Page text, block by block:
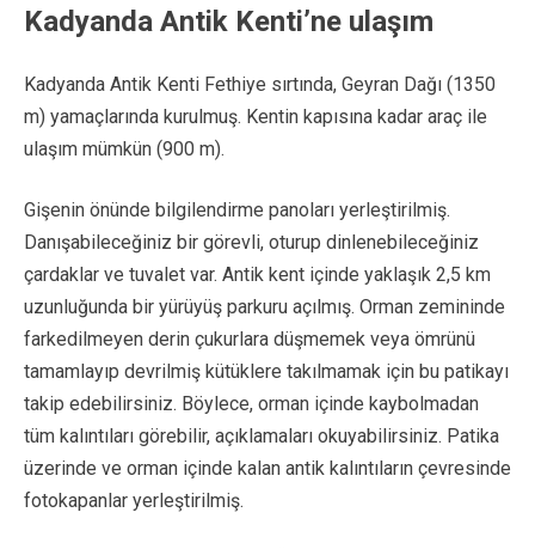
Kadyanda Antik Kenti’ne ulaşım
Kadyanda Antik Kenti Fethiye sırtında, Geyran Dağı (1350
m) yamaçlarında kurulmuş. Kentin kapısına kadar araç ile
ulaşım mümkün (900 m).
Gişenin önünde bilgilendirme panoları yerleştirilmiş.
Danışabileceğiniz bir görevli, oturup dinlenebileceğiniz
çardaklar ve tuvalet var. Antik kent içinde yaklaşık 2,5 km
uzunluğunda bir yürüyüş parkuru açılmış. Orman zemininde
farkedilmeyen derin çukurlara düşmemek veya ömrünü
tamamlayıp devrilmiş kütüklere takılmamak için bu patikayı
takip edebilirsiniz. Böylece, orman içinde kaybolmadan
tüm kalıntıları görebilir, açıklamaları okuyabilirsiniz. Patika
üzerinde ve orman içinde kalan antik kalıntıların çevresinde
fotokapanlar yerleştirilmiş.